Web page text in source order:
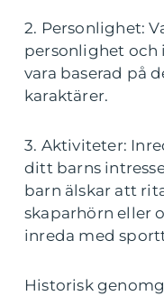
2. Personlighet:
personlighet och
vara baserad på
karaktärer.
3. Aktiviteter:
ditt barns
barn älskar att
skaparhörn eller
inreda med
Historisk